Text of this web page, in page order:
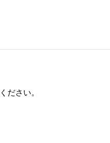
ださい。